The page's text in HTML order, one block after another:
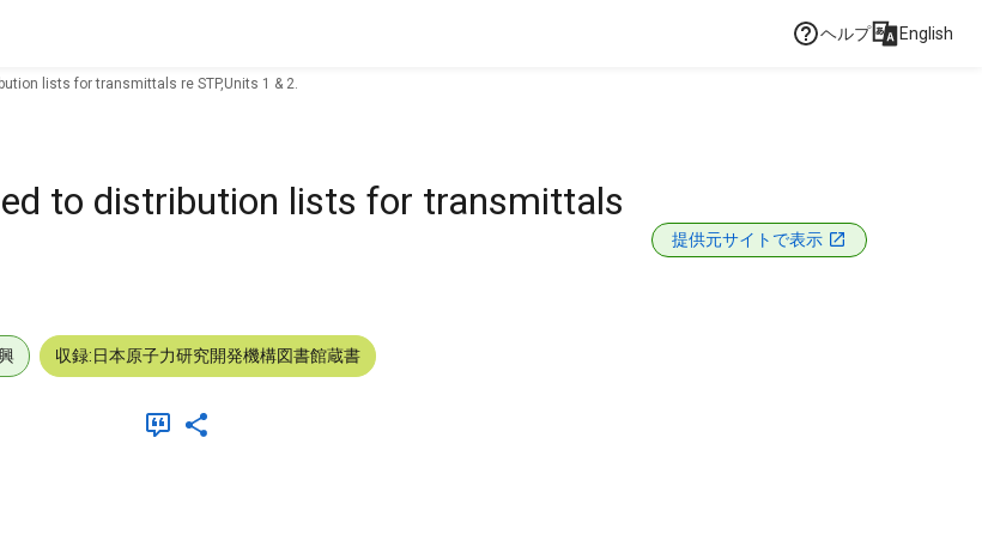
ヘルプ English
lists for transmittals re STP,Units 1 & 2.
to distribution lists for transmittals
提供元サイトで表示
収録:日本原子力研究開発機構図書館蔵書